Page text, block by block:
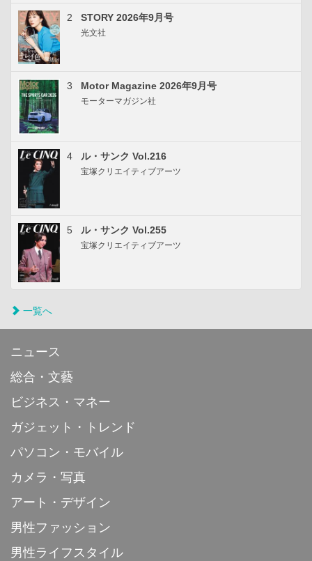
2 STORY 2026年9月号
光文社
3 Motor Magazine 2026年9月号
モーターマガジン社
4 ル・サンク Vol.216
宝塚クリエイティブアーツ
5 ル・サンク Vol.255
宝塚クリエイティブアーツ
一覧へ
ニュース
総合・文藝
ビジネス・マネー
ガジェット・トレンド
パソコン・モバイル
カメラ・写真
アート・デザイン
男性ファッション
男性ライフスタイル